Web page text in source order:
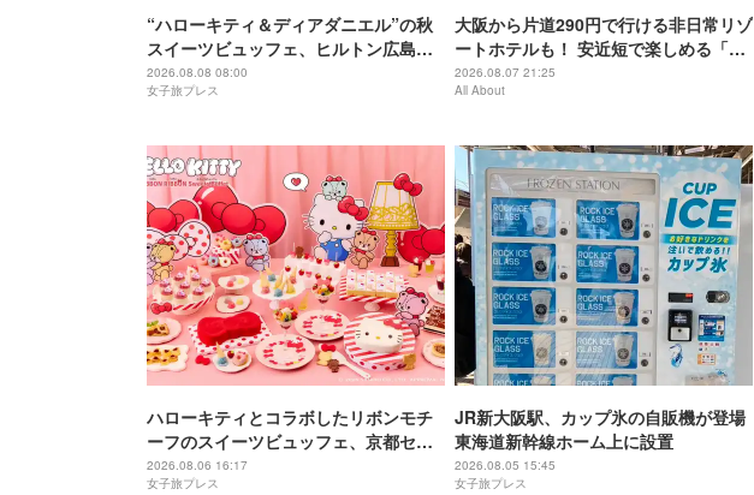
“ハローキティ＆ディアダニエル”の秋
スイーツビュッフェ、ヒルトン広島で
開催
2026.08.08 08:00
女子旅プレス
大阪から片道290円で行ける非日常リゾ
ートホテルも！ 安近短で楽しめる「関
西穴場」のおすすめホテル3選
2026.08.07 21:25
All About
ハローキティとコラボしたリボンモチ
ーフのスイーツビュッフェ、京都セン
チュリーホテルで開催
2026.08.06 16:17
女子旅プレス
JR新大阪駅、カップ氷の自販機が登場
東海道新幹線ホーム上に設置
2026.08.05 15:45
女子旅プレス